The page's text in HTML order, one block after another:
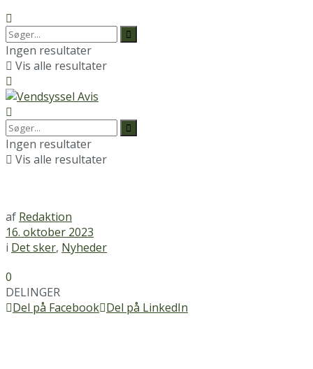
Ingen resultater
Vis alle resultater
Ingen resultater
Vis alle resultater
af Redaktion
16. oktober 2023
i Det sker, Nyheder
0
DELINGER
Del på Facebook Del på LinkedIn